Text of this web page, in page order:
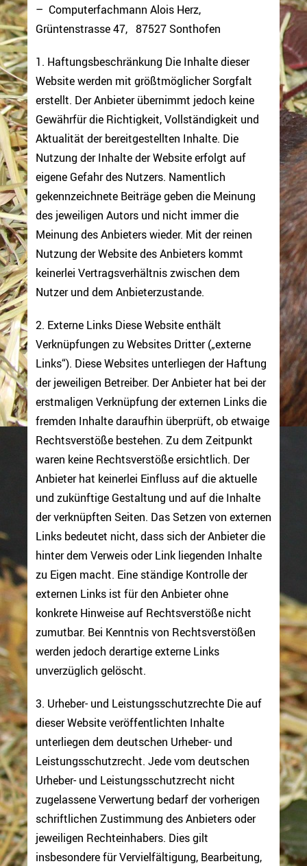
– Computerfachmann Alois Herz,
Grüntenstrasse 47, 87527 Sonthofen
1. Haftungsbeschränkung Die Inhalte dieser
Website werden mit größtmöglicher Sorgfalt
erstellt. Der Anbieter übernimmt jedoch keine
Gewährfür die Richtigkeit, Vollständigkeit und
Aktualität der bereitgestellten Inhalte. Die
Nutzung der Inhalte der Website erfolgt auf
eigene Gefahr des Nutzers. Namentlich
gekennzeichnete Beiträge geben die Meinung
des jeweiligen Autors und nicht immer die
Meinung des Anbieters wieder. Mit der reinen
Nutzung der Website des Anbieters kommt
keinerlei Vertragsverhältnis zwischen dem
Nutzer und dem Anbieterzustande.
2. Externe Links Diese Website enthält
Verknüpfungen zu Websites Dritter („externe
Links“). Diese Websites unterliegen der Haftung
der jeweiligen Betreiber. Der Anbieter hat bei der
erstmaligen Verknüpfung der externen Links die
fremden Inhalte daraufhin überprüft, ob etwaige
Rechtsverstöße bestehen. Zu dem Zeitpunkt
waren keine Rechtsverstöße ersichtlich. Der
Anbieter hat keinerlei Einfluss auf die aktuelle
und zukünftige Gestaltung und auf die Inhalte
der verknüpften Seiten. Das Setzen von externen
Links bedeutet nicht, dass sich der Anbieter die
hinter dem Verweis oder Link liegenden Inhalte
zu Eigen macht. Eine ständige Kontrolle der
externen Links ist für den Anbieter ohne
konkrete Hinweise auf Rechtsverstöße nicht
zumutbar. Bei Kenntnis von Rechtsverstößen
werden jedoch derartige externe Links
unverzüglich gelöscht.
3. Urheber- und Leistungsschutzrechte Die auf
dieser Website veröffentlichten Inhalte
unterliegen dem deutschen Urheber- und
Leistungsschutzrecht. Jede vom deutschen
Urheber- und Leistungsschutzrecht nicht
zugelassene Verwertung bedarf der vorherigen
schriftlichen Zustimmung des Anbieters oder
jeweiligen Rechteinhabers. Dies gilt
insbesondere für Vervielfältigung, Bearbeitung,